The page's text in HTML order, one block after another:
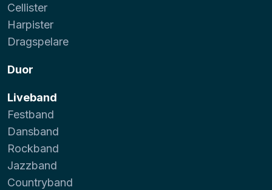
Cellister
Harpister
Dragspelare
Duor
Liveband
Festband
Dansband
Rockband
Jazzband
Countryband